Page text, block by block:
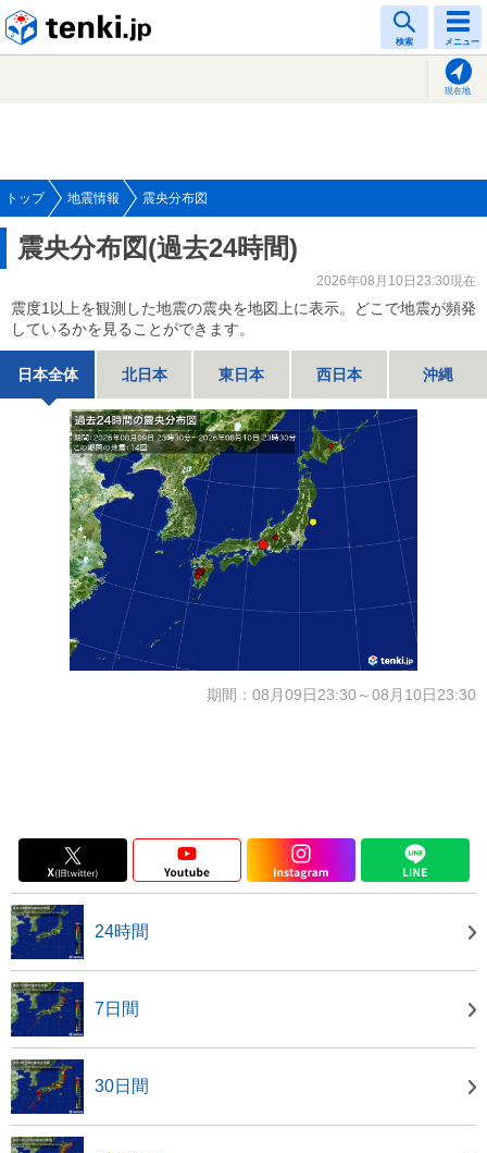
検索 メニュー
現在地
トップ 地震情報 震央分布図
震央分布図(過去24時間)
2026年08月10日23:30現在
震度1以上を観測した地震の震央を地図上に表示。どこで地震が頻発
しているかを見ることができます。
日本全体 北日本 東日本 西日本 沖縄
期間：08月09日23:30～08月10日23:30
24時間
7日間
30日間